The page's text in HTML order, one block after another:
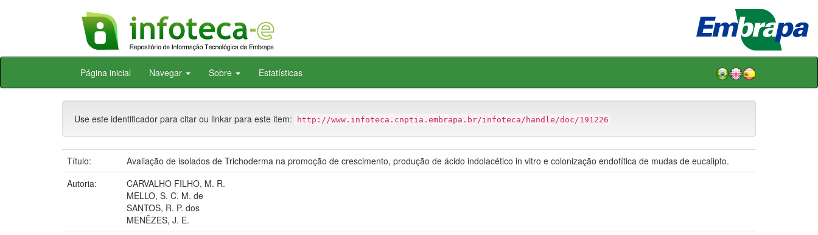
Skip
Página inicial Navegar Sobre Estatísticas
Use este identificador para citar ou linkar para este item: http://www.infoteca.cnptia.embrapa.br/infoteca/handle/doc/191226
Título:
Avaliação de isolados de Trichoderma na promoção de crescimento, produção de ácido indolacético in vitro e colonização endofítica de mudas de eucalipto.
Autoria:
CARVALHO FILHO, M. R.
MELLO, S. C. M. de
SANTOS, R. P. dos
MENÊZES, J. E.